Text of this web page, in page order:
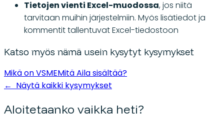
Tietojen vienti Excel-muodossa, jos niitä
tarvitaan muihin järjestelmiin. Myös lisätiedot ja
kommentit tallentuvat Excel-tiedostoon
Katso myös nämä usein kysytyt kysymykset
Mikä on VSMEMitä Aila sisältää?
← Näytä kaikki kysymykset
Aloitetaanko vaikka heti?